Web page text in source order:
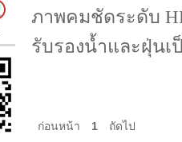
ภาพคมชัดระดับ
รับรองน้ำและฝุ่นเ
ก่อนหน้า 1 ถัดไป